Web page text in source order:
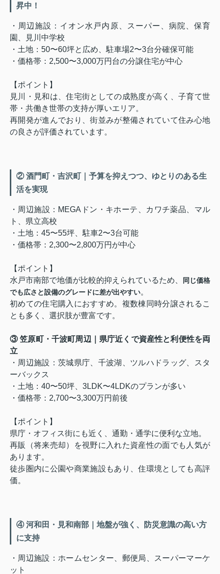
昇中！
・周辺施設：イオン水戸内原、スーパー、病院、保育
園、見川中学校
・土地：50〜60坪と広め、駐車場2〜3台分確保可能
・価格帯：2,500〜3,000万円台の分譲住宅が中心
【ポイント】
見川・見和は、住宅街としての成熟度が高く、子育て世
帯・共働き世帯の支持が厚いエリア。
再開発が進んでおり、街並みが整備されていて住み心地
の良さが評価されています。
② 酒門町・吉沢町｜予算を抑えつつ、ゆとりのある生
活を実現
・周辺施設：MEGAドン・キホーテ、カワチ薬品、マル
ト、県立高校
・土地：45〜55坪、駐車2〜3台可能
・価格帯：2,300〜2,800万円が中心
【ポイント】
水戸市南部で地価が比較的抑えられているため、
同じ価格
でも広さと設備のグレードに差が出やすい。
初めての住宅購入におすすめ。複数棟同時分譲されるこ
とも多く、選択肢が豊富です。
③ 笠原町・千波町周辺｜県庁近くで資産性と利便性を両
立
・周辺施設：茨城県庁、千波湖、ツルハドラッグ、スタ
ーバックス
・土地：40〜50坪、3LDK〜4LDKのプランが多い
・価格帯：2,700〜3,300万円前後
【ポイント】
県庁・オフィス街にも近く、通勤・通学に便利な立地。
再販（将来売却）を視野に入れた資産性の面でも人気が
あります。
徒歩圏内に公園や商業施設もあり、住環境としても高評
価。
④ 河和田・見和南部｜地盤が強く、防災意識の高い方
に支持
・周辺施設：ホームセンター、郵便局、スーパーマーケ
ット